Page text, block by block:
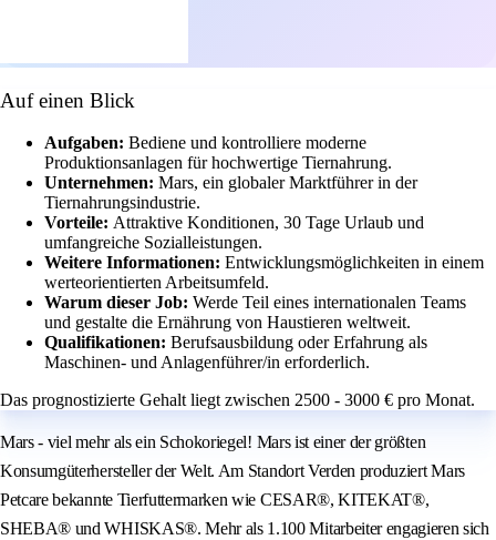
Auf einen Blick
Aufgaben: Bediene und kontrolliere moderne
Produktionsanlagen für hochwertige Tiernahrung.
Unternehmen: Mars, ein globaler Marktführer in der
Tiernahrungsindustrie.
Vorteile: Attraktive Konditionen, 30 Tage Urlaub und
umfangreiche Sozialleistungen.
Weitere Informationen: Entwicklungsmöglichkeiten in einem
werteorientierten Arbeitsumfeld.
Warum dieser Job: Werde Teil eines internationalen Teams
und gestalte die Ernährung von Haustieren weltweit.
Qualifikationen: Berufsausbildung oder Erfahrung als
Maschinen- und Anlagenführer/in erforderlich.
Das prognostizierte Gehalt liegt zwischen 2500 - 3000 € pro Monat.
Mars - viel mehr als ein Schokoriegel! Mars ist einer der größten
Konsumgüterhersteller der Welt. Am Standort Verden produziert Mars
Petcare bekannte Tierfuttermarken wie CESAR®, KITEKAT®,
SHEBA® und WHISKAS®. Mehr als 1.100 Mitarbeiter engagieren sich